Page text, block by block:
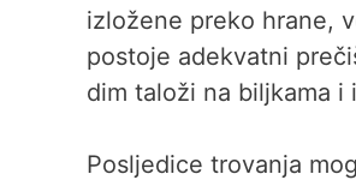
izložene preko hrane,
postoje adekvatni
dim taloži na biljkama
Posljedice trovanja